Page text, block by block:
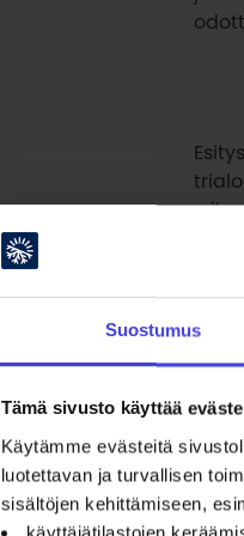
Suostumus
Tämä sivusto käyttää
Käytämme evästeitä
luotettavan ja turvallisen
sisältöjen kehittämiseen,